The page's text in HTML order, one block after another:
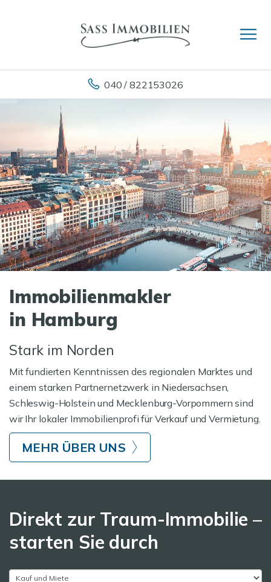
040 / 822153026
Immobilienmakler
in Hamburg
Stark im Norden
Mit fundierten Kenntnissen des regionalen Marktes und
einem starken Partnernetzwerk in Niedersachsen,
Schleswig-Holstein und Mecklenburg-Vorpommern sind
wir Ihr lokaler Immobilienprofi für Verkauf und Vermietung.
MEHR ÜBER UNS
Direkt zur Traum-Immobilie –
starten Sie durch